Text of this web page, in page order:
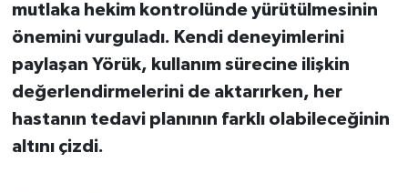
mutlaka hekim kontrolünde yürütülmesinin
önemini vurguladı. Kendi deneyimlerini
paylaşan Yörük, kullanım sürecine ilişkin
değerlendirmelerini de aktarırken, her
hastanın tedavi planının farklı olabileceğinin
altını çizdi.
TÜRKİYE
VİZYONDAKİLER